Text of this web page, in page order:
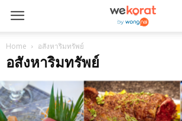
Home อสังหาริมทรัพย์
อสังหาริมทรัพย์